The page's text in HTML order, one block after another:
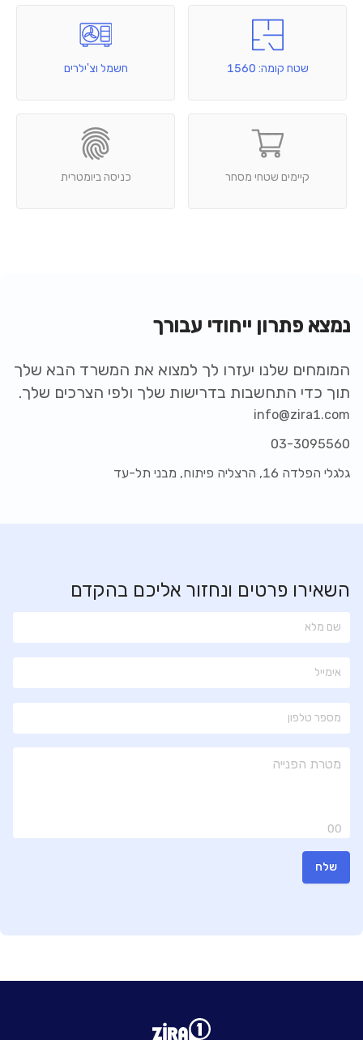
שטח קומה: 1560 חשמל וצ'ילרים
קיימים שטחי מסחר כניסה ביומטרית
נמצא פתרון ייחודי עבורך
המומחים שלנו יעזרו לך למצוא את המשרד הבא שלך
תוך כדי התחשבות בדרישות שלך ולפי הצרכים שלך.
info@zira1.com
03-3095560
גלגלי הפלדה 16, הרצליה פיתוח, מבני תל-עד
השאירו פרטים ונחזור אליכם בהקדם
00
שלח